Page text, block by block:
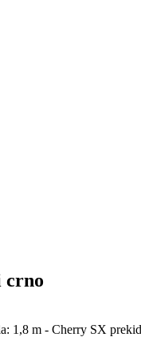
crno
1,8 m - Cherry SX